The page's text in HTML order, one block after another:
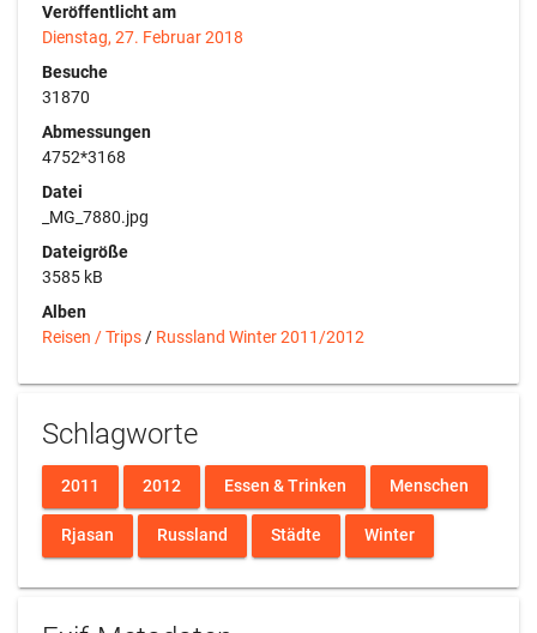
Veröffentlicht am
Dienstag, 27. Februar 2018
Besuche
31870
Abmessungen
4752*3168
Datei
_MG_7880.jpg
Dateigröße
3585 kB
Alben
Reisen / Trips / Russland Winter 2011/2012
Schlagworte
2011 2012 Essen & Trinken Menschen
Rjasan Russland Städte Winter